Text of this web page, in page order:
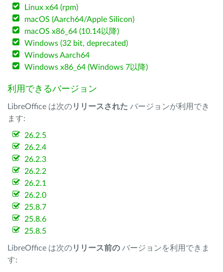
Linux x64 (rpm)
macOS (Aarch64/Apple Silicon)
macOS x86_64 (10.14以降)
Windows (32 bit, deprecated)
Windows Aarch64
Windows x86_64 (Windows 7以降)
利用できるバージョン
LibreOffice は次のリリースされた バージョンが利用でき
ます:
26.2.5
26.2.4
26.2.3
26.2.2
26.2.1
26.2.0
25.8.7
25.8.6
25.8.5
LibreOffice は次のリリース前の バージョンを利用できま
す: